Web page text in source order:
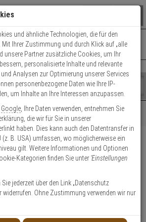
Warenkorb schließen
0 ARTIKEL IM WARENKORB
Ihr Warenkorb ist momentan leer.
Ergebnisse ()
Fertig
0Mo. - Do.: 8:00 - 16:30 | Fr.: 8:00 - 14:00 Uhr
Kontaktservice nutzen
PVE IP-Kamera
IP66 IK10
und ähnliche Technologien, die für den
Ihrer Zustimmung und durch Klick auf „alle
unsere Partner zusätzliche Cookies, um Ihr
personalisierte Inhalte und relevante
Analysen zur Optimierung unserer Services
personenbezogene Daten wie Ihre IP-
um Inhalte an Ihre Interessen anzupassen.
Google , Ihre Daten verwenden, entnehmen Sie
die wir für Sie in unserer
haben. Dies kann auch den Datentransfer in
(z. B. USA) umfassen, wo möglicherweise ein
gilt. Weitere Informationen und Optionen
Kategorien finden Sie unter 'Einstellungen
jederzeit über den Link „Datenschutz
widerrufen. Ohne Zustimmung verwenden wir nur